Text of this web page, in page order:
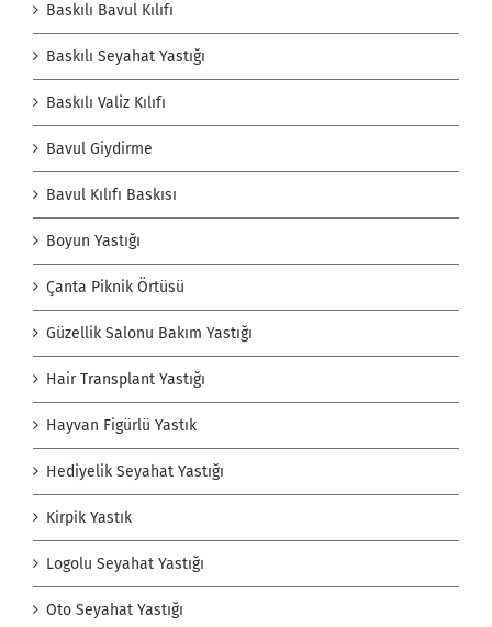
Baskılı Bavul Kılıfı
Baskılı Seyahat Yastığı
Baskılı Valiz Kılıfı
Bavul Giydirme
Bavul Kılıfı Baskısı
Boyun Yastığı
Çanta Piknik Örtüsü
Güzellik Salonu Bakım Yastığı
Hair Transplant Yastığı
Hayvan Figürlü Yastık
Hediyelik Seyahat Yastığı
Kirpik Yastık
Logolu Seyahat Yastığı
Oto Seyahat Yastığı